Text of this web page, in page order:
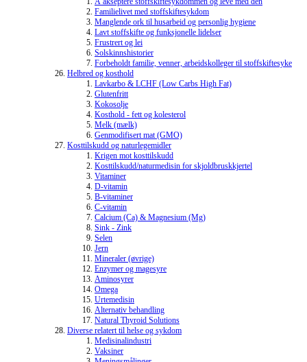
Familielivet med stoffskiftesykdom
Manglende ork til husarbeid og personlig hygiene
Lavt stoffskifte og funksjonelle lidelser
Frustrert og lei
Solskinnshistorier
Forbeholdt familie, venner, arbeidskolleger til stoffskiftesyke
Helbred og kosthold
Lavkarbo & LCHF (Low Carbs High Fat)
Glutenfritt
Kokosolje
Kosthold - fett og kolesterol
Melk (mælk)
Genmodifisert mat (GMO)
Kosttilskudd og naturlegemidler
Krigen mot kosttilskudd
Kosttilskudd/naturmedisin for skjoldbruskkjertel
Vitaminer
D-vitamin
B-vitaminer
C-vitamin
Calcium (Ca) & Magnesium (Mg)
Sink - Zink
Selen
Jern
Mineraler (øvrige)
Enzymer og magesyre
Aminosyrer
Omega
Urtemedisin
Alternativ behandling
Natural Thyroid Solutions
Diverse relatert til helse og sykdom
Medisinalindustri
Vaksiner